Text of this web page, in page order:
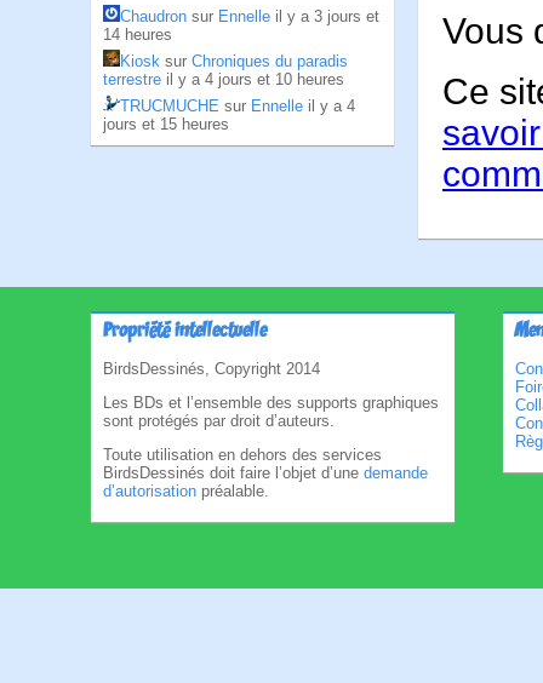
Chaudron sur Ennelle il y a 3 jours et
14 heures
Kiosk sur Chroniques du paradis
terrestre il y a 4 jours et 10 heures
TRUCMUCHE sur Ennelle il y a 4
jours et 15 heures
Vous
Ce
Propriété intellectuelle
BirdsDessinés, Copyright 2014
Les BDs et l’ensemble des supports graphiques
sont protégés par droit d’auteurs.
Toute utilisation en dehors des services
BirdsDessinés doit faire l’objet d’une demande
d’autorisation préalable.